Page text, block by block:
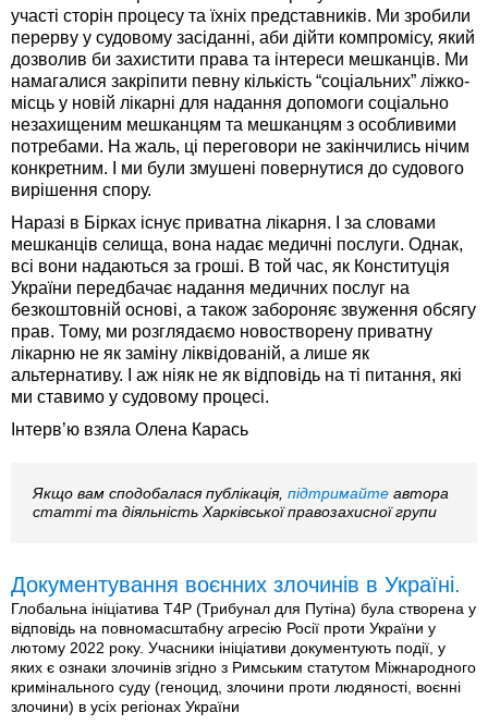
участі сторін процесу та їхніх представників. Ми зробили
перерву у судовому засіданні, аби дійти компромісу, який
дозволив би захистити права та інтереси мешканців. Ми
намагалися закріпити певну кількість “соціальних” ліжко-
місць у новій лікарні для надання допомоги соціально
незахищеним мешканцям та мешканцям з особливими
потребами. На жаль, ці переговори не закінчились нічим
конкретним. І ми були змушені повернутися до судового
вирішення спору.
Наразі в Бірках існує приватна лікарня. І за словами
мешканців селища, вона надає медичні послуги. Однак,
всі вони надаються за гроші. В той час, як Конституція
України передбачає надання медичних послуг на
безкоштовній основі, а також забороняє звуження обсягу
прав. Тому, ми розглядаємо новостворену приватну
лікарню не як заміну ліквідованій, а лише як
альтернативу. І аж ніяк не як відповідь на ті питання, які
ми ставимо у судовому процесі.
Інтерв’ю взяла Олена Карась
Якщо вам сподобалася публікація, підтримайте автора
статті та діяльність Харківської правозахисної групи
Документування воєнних злочинів в Україні.
Глобальна ініціатива T4P (Трибунал для Путіна) була створена у
відповідь на повномасштабну агресію Росії проти України у
лютому 2022 року. Учасники ініціативи документують події, у
яких є ознаки злочинів згідно з Римським статутом Міжнародного
кримінального суду (геноцид, злочини проти людяності, воєнні
злочини) в усіх регіонах України